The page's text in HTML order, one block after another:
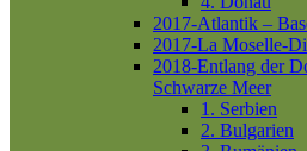
2017-Atlantik –
2017-La Moselle-
2018-Entlang der
Schwarze Meer
1. Serbien
2. Bulgarien